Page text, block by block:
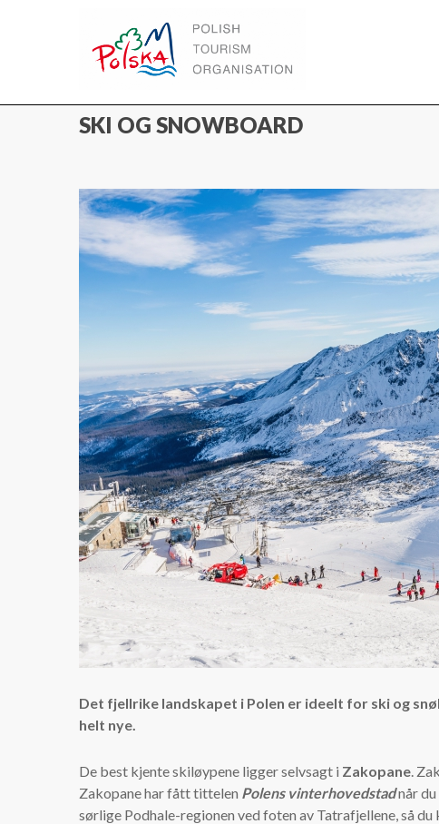
WWW.POLEN.TRAVEL
SKI OG SNOWBOARD
Det fjellrike landskapet i Polen er ideelt for ski og
helt nye.
De best kjente skiløypene ligger selvsagt i Zakopane.
Zakopane har fått tittelen Polens vinterhovedstadnår du
sørlige Podhale-regionen ved foten av Tatrafjellene, så